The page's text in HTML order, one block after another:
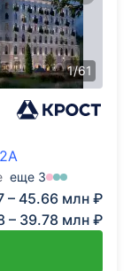
1/61
еще 3
– 45.66 млн ₽
– 39.78 млн ₽